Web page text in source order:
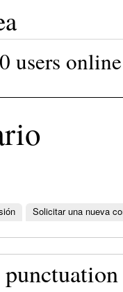
users
Solicitar una nueva